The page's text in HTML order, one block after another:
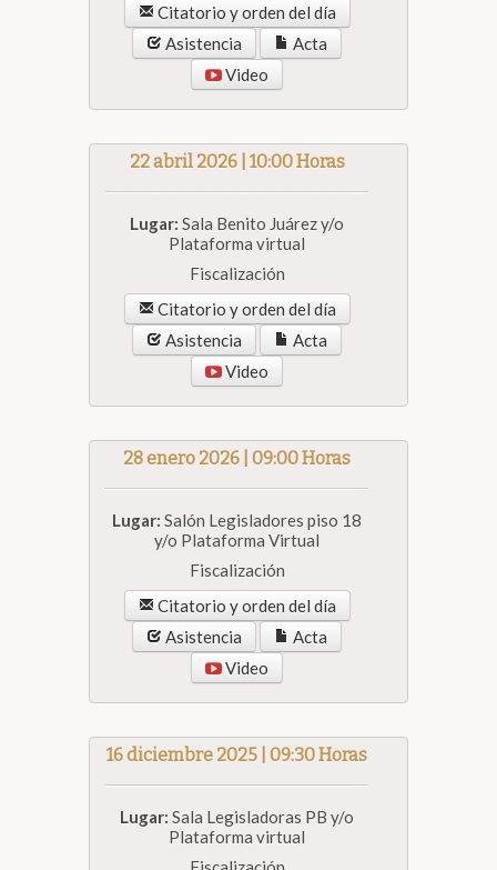
Citatorio y orden del día
Asistencia
Acta
Video
22 abril 2026 | 10:00 Horas
Lugar: Sala Benito Juárez y/o
Plataforma virtual
Fiscalización
Citatorio y orden del día
Asistencia
Acta
Video
28 enero 2026 | 09:00 Horas
Lugar: Salón Legisladores piso 18
y/o Plataforma Virtual
Fiscalización
Citatorio y orden del día
Asistencia
Acta
Video
16 diciembre 2025 | 09:30 Horas
Lugar: Sala Legisladoras PB y/o
Plataforma virtual